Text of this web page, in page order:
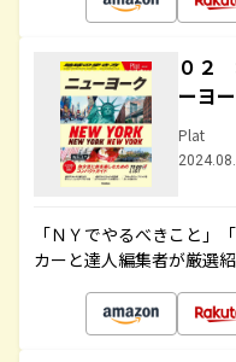
０２
ーヨ
Plat
「ＮＹでやるべきこと」
カーと達人編集者が厳選